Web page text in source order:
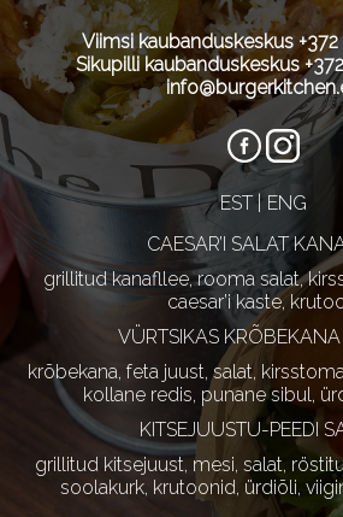
Viimsi kaubanduskeskus +372
Sikupilli kaubanduskeskus
EST
ENG
CAESAR’I SALAT
grillitud kanafllee, rooma salat,
caesar’i kaste,
VÜRTSIKAS KRÕBEKANA
krõbekana, feta juust, salat,
kollane redis, punane sibul,
KITSEJUUSTU-PEEDI
grillitud kitsejuust, mesi, salat,
soolakurk, krutoonid, ürdiõli,